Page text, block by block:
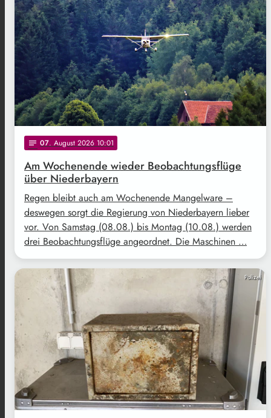
notes 07. August 2026 10:01
Am Wochenende wieder Beobachtungsflüge
über Niederbayern
Regen bleibt auch am Wochenende Mangelware –
deswegen sorgt die Regierung von Niederbayern lieber
vor. Von Samstag (08.08.) bis Montag (10.08.) werden
drei Beobachtungsflüge angeordnet. Die Maschinen …
Polizei